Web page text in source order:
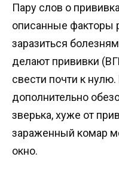
Пару слов о
описанные факторы
заразиться
делают прививки
свести почти к
дополнительно
зверька, хуже от
зараженный комар
окно.